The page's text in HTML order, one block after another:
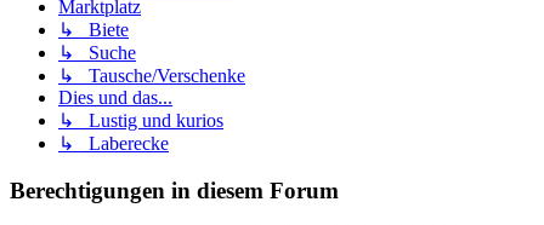
Marktplatz
↳ Biete
↳ Suche
↳ Tausche/Verschenke
Dies und das...
↳ Lustig und kurios
↳ Laberecke
Berechtigungen in diesem Forum